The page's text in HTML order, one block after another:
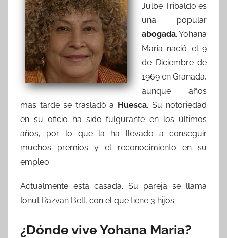
Julbe Tribaldo es
una popular
abogada. Yohana
Maria nació el 9
de Diciembre de
1969 en Granada,
aunque años
más tarde se trasladó a Huesca. Su notoriedad
en su oficio ha sido fulgurante en los últimos
años, por lo que la ha llevado a conseguir
muchos premios y el reconocimiento en su
empleo.
Actualmente está casada. Su pareja se llama
Ionut Razvan Bell, con el que tiene 3 hijos.
¿Dónde vive Yohana Maria?